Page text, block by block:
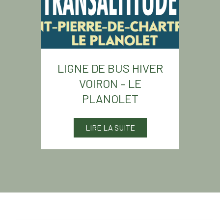
LIGNE DE BUS HIVER
VOIRON – LE
PLANOLET
LIRE LA SUITE